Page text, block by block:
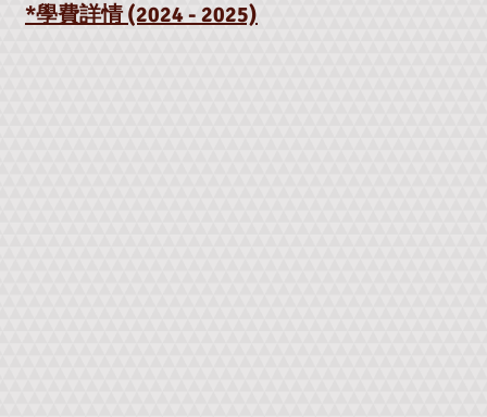
*學費詳情 (2024- 2025)